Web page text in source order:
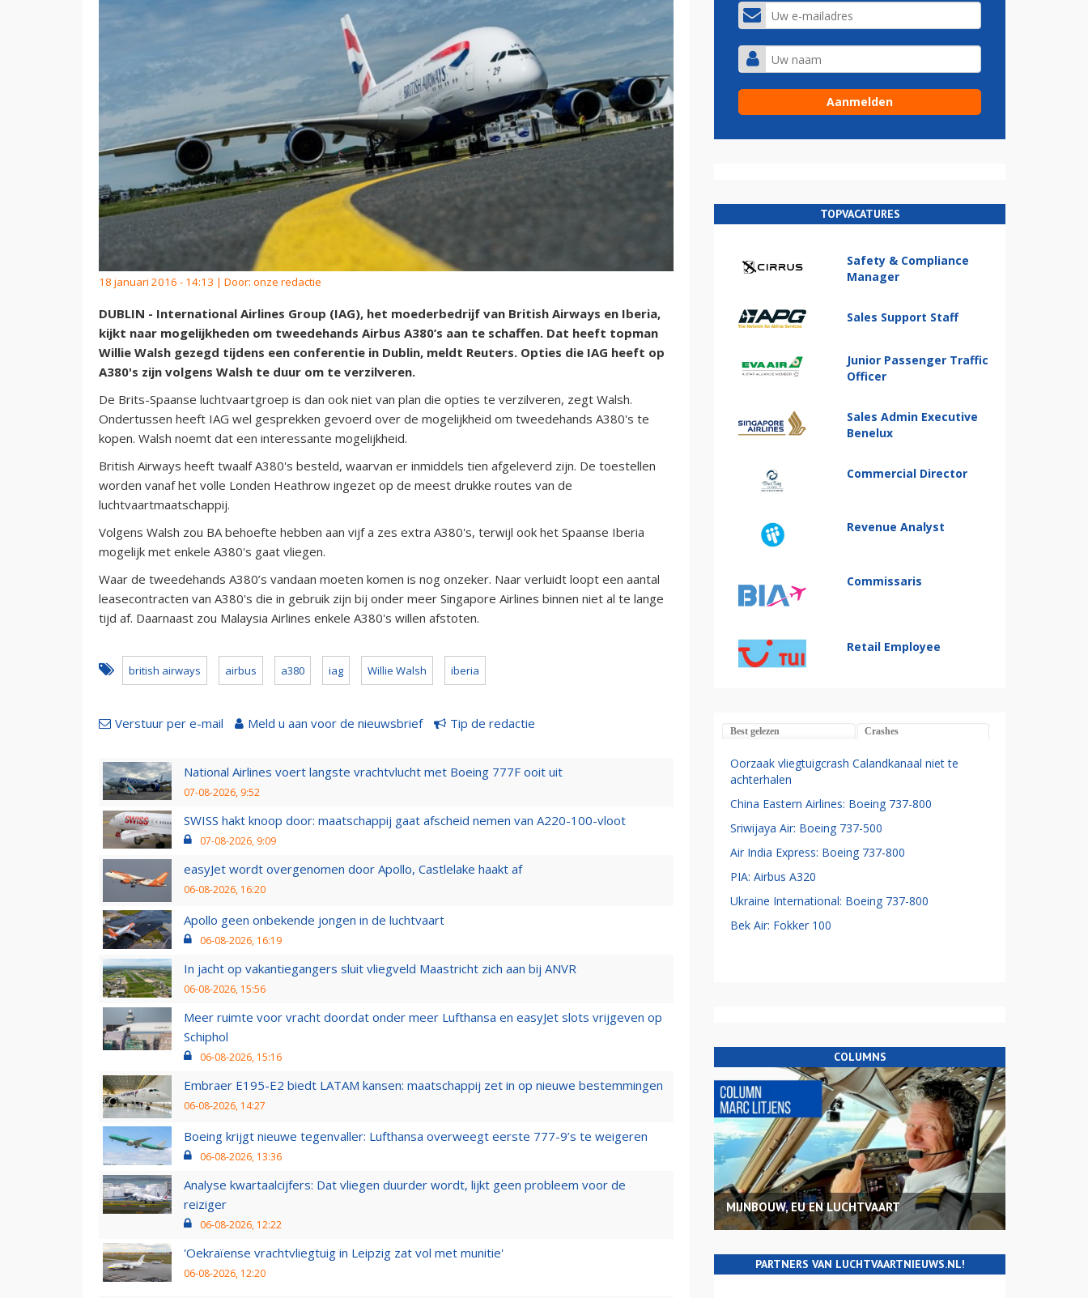
18 januari 2016 - 14:13 | Door: onze redactie
DUBLIN - International Airlines Group (IAG), het moederbedrijf van British Airways en Iberia,
kijkt naar mogelijkheden om tweedehands Airbus A380’s aan te schaffen. Dat heeft topman
Willie Walsh gezegd tijdens een conferentie in Dublin, meldt Reuters. Opties die IAG heeft op
A380's zijn volgens Walsh te duur om te verzilveren.
De Brits-Spaanse luchtvaartgroep is dan ook niet van plan die opties te verzilveren, zegt Walsh.
Ondertussen heeft IAG wel gesprekken gevoerd over de mogelijkheid om tweedehands A380's te
kopen. Walsh noemt dat een interessante mogelijkheid.
British Airways heeft twaalf A380's besteld, waarvan er inmiddels tien afgeleverd zijn. De toestellen
worden vanaf het volle Londen Heathrow ingezet op de meest drukke routes van de
luchtvaartmaatschappij.
Volgens Walsh zou BA behoefte hebben aan vijf a zes extra A380's, terwijl ook het Spaanse Iberia
mogelijk met enkele A380's gaat vliegen.
Waar de tweedehands A380’s vandaan moeten komen is nog onzeker. Naar verluidt loopt een aantal
leasecontracten van A380's die in gebruik zijn bij onder meer Singapore Airlines binnen niet al te lange
tijd af. Daarnaast zou Malaysia Airlines enkele A380's willen afstoten.
british airways airbus a380 iag Willie Walsh iberia
Verstuur per e-mail Meld u aan voor de nieuwsbrief Tip de redactie
National Airlines voert langste vrachtvlucht met Boeing 777F ooit uit
07-08-2026, 9:52
SWISS hakt knoop door: maatschappij gaat afscheid nemen van A220-100-vloot
07-08-2026, 9:09
easyJet wordt overgenomen door Apollo, Castlelake haakt af
06-08-2026, 16:20
Apollo geen onbekende jongen in de luchtvaart
06-08-2026, 16:19
In jacht op vakantiegangers sluit vliegveld Maastricht zich aan bij ANVR
06-08-2026, 15:56
Meer ruimte voor vracht doordat onder meer Lufthansa en easyJet slots vrijgeven op
Schiphol
06-08-2026, 15:16
Embraer E195-E2 biedt LATAM kansen: maatschappij zet in op nieuwe bestemmingen
06-08-2026, 14:27
Boeing krijgt nieuwe tegenvaller: Lufthansa overweegt eerste 777-9’s te weigeren
06-08-2026, 13:36
Analyse kwartaalcijfers: Dat vliegen duurder wordt, lijkt geen probleem voor de
reiziger
06-08-2026, 12:22
'Oekraïense vrachtvliegtuig in Leipzig zat vol met munitie'
06-08-2026, 12:20
TOPVACATURES
Safety & Compliance
Manager
Sales Support Staff
Junior Passenger Traffic
Officer
Sales Admin Executive
Benelux
Commercial Director
Revenue Analyst
Commissaris
Retail Employee
Best gelezen Crashes
Oorzaak vliegtuigcrash Calandkanaal niet te
achterhalen
China Eastern Airlines: Boeing 737-800
Sriwijaya Air: Boeing 737-500
Air India Express: Boeing 737-800
PIA: Airbus A320
Ukraine International: Boeing 737-800
Bek Air: Fokker 100
COLUMNS
MIJNBOUW, EU EN LUCHTVAART
PARTNERS VAN LUCHTVAARTNIEUWS.NL!